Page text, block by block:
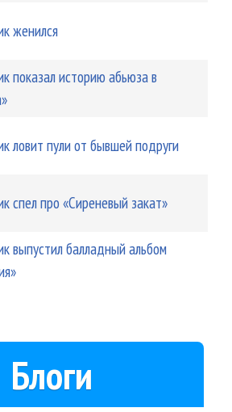
женился
показал историю абьюза в
ловит пули от бывшей подруги
спел про «Сиреневый закат»
выпустил балладный альбом
Блоги